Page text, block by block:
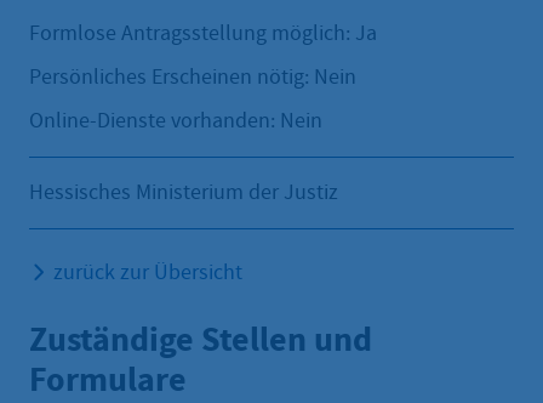
Formlose Antragsstellung möglich: Ja
Persönliches Erscheinen nötig: Nein
Online-Dienste vorhanden: Nein
Hessisches Ministerium der Justiz
zurück zur Übersicht
Zuständige Stellen und
Formulare